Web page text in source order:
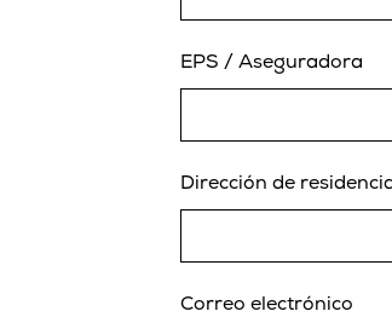
EPS / Aseguradora
Dirección de
Correo electrónico